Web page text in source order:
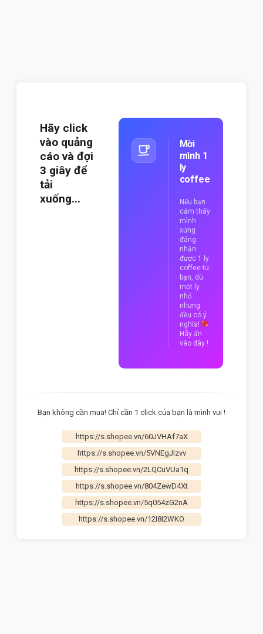
Hãy click
vào quảng
cáo và đợi
2 giây để
tải
xuống...
Mời
mình 1
ly
coffee
Nếu bạn
cảm thấy
mình
xứng
đáng
nhận
được 1 ly
coffee từ
bạn, dù
một ly
nhỏ
nhưng
đều có ý
nghĩa!
Hãy ấn
vào đây !
Bạn không cần mua! Chỉ cần 1 click của bạn là mình vui !
https://s.shopee.vn/60JVHAf7aX
https://s.shopee.vn/5VNEgJIzvv
https://s.shopee.vn/2LQCuVUa1q
https://s.shopee.vn/804ZewD4Xt
https://s.shopee.vn/5q054zG2nA
https://s.shopee.vn/12I8I2WKO